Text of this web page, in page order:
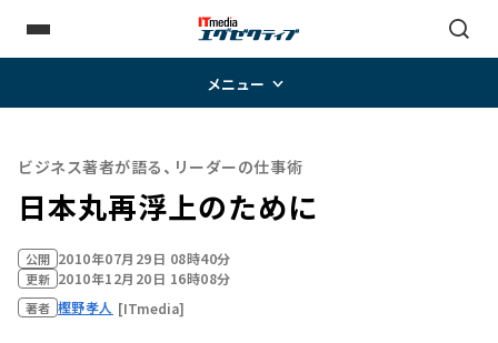
メニュー
ビジネス著者が語る、リーダーの仕事術
日本丸再浮上のために
公開 2010年07月29日 08時40分
更新 2010年12月20日 16時08分
著者 樫野孝人 [ITmedia]